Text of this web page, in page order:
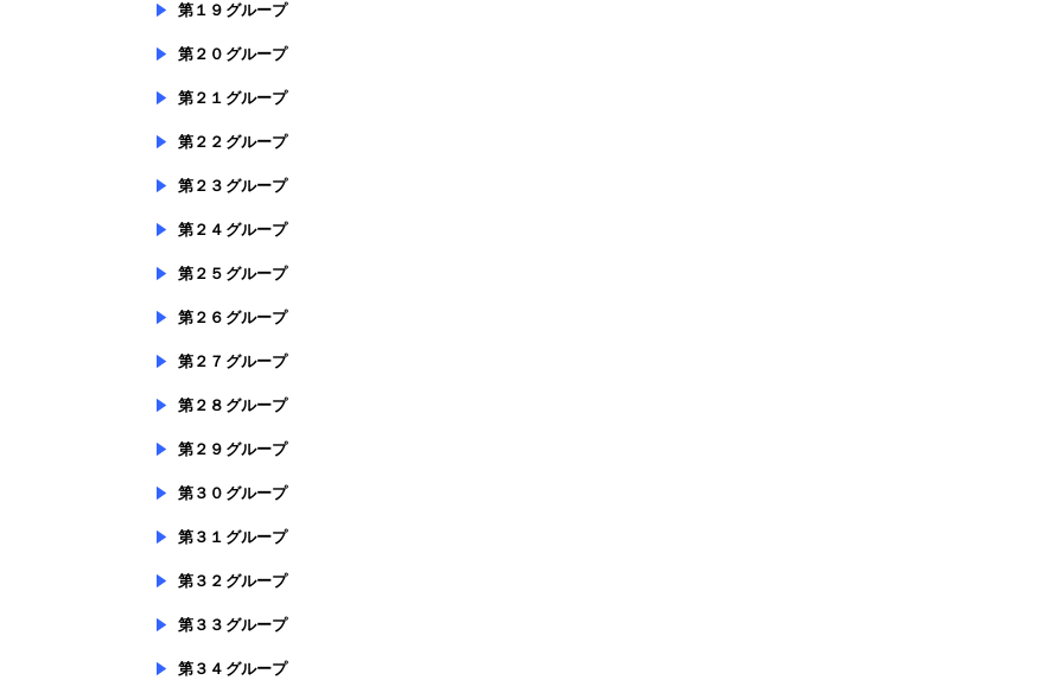
第１９グループ
第２０グループ
第２１グループ
第２２グループ
第２３グループ
第２４グループ
第２５グループ
第２６グループ
第２７グループ
第２８グループ
第２９グループ
第３０グループ
第３１グループ
第３２グループ
第３３グループ
第３４グループ